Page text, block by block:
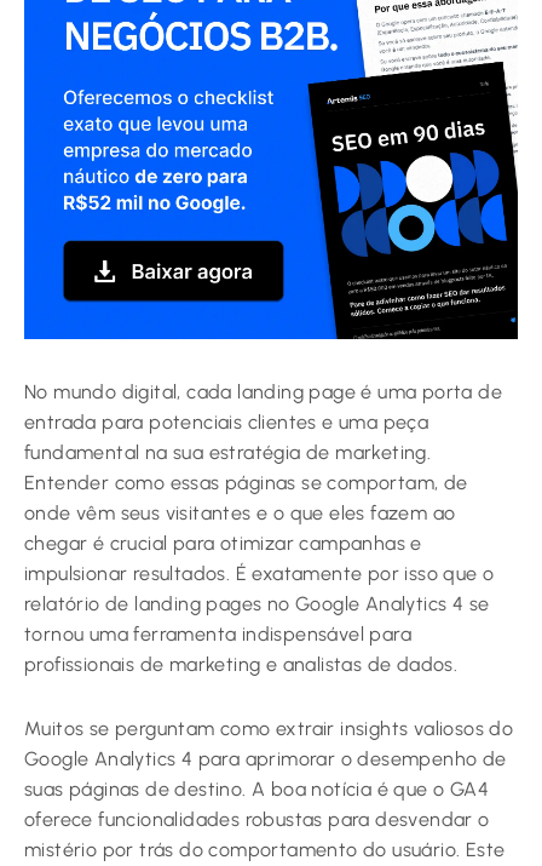
No mundo digital, cada landing page é uma porta de
entrada para potenciais clientes e uma peça
fundamental na sua estratégia de marketing.
Entender como essas páginas se comportam, de
onde vêm seus visitantes e o que eles fazem ao
chegar é crucial para otimizar campanhas e
impulsionar resultados. É exatamente por isso que o
relatório de landing pages no Google Analytics 4 se
tornou uma ferramenta indispensável para
profissionais de marketing e analistas de dados.
Muitos se perguntam como extrair insights valiosos do
Google Analytics 4 para aprimorar o desempenho de
suas páginas de destino. A boa notícia é que o GA4
oferece funcionalidades robustas para desvendar o
mistério por trás do comportamento do usuário. Este